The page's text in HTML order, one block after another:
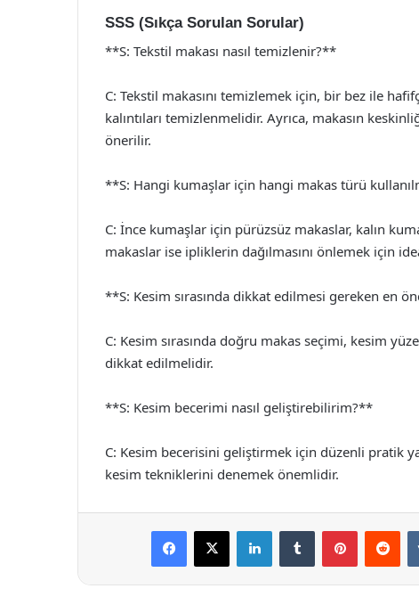
SSS (Sıkça Sorulan Sorular)
**S: Tekstil makası nasıl temizlenir?**
C: Tekstil makasını temizlemek için, bir bez ile
kalıntıları temizlenmelidir. Ayrıca, makasın
önerilir.
**S: Hangi kumaşlar için hangi makas türü
C: İnce kumaşlar için pürüzsüz makaslar, kalın
makaslar ise ipliklerin dağılmasını önlemek için
**S: Kesim sırasında dikkat edilmesi gereken en
C: Kesim sırasında doğru makas seçimi, kesim
dikkat edilmelidir.
**S: Kesim becerimi nasıl geliştirebilirim?**
C: Kesim becerisini geliştirmek için düzenli pratik
kesim tekniklerini denemek önemlidir.
Facebook
X LinkedInTumblr Pinterest